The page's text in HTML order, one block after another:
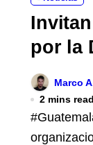
por la
Marco
2 mins read
#Guatemala #Elecciones2023Gt Las